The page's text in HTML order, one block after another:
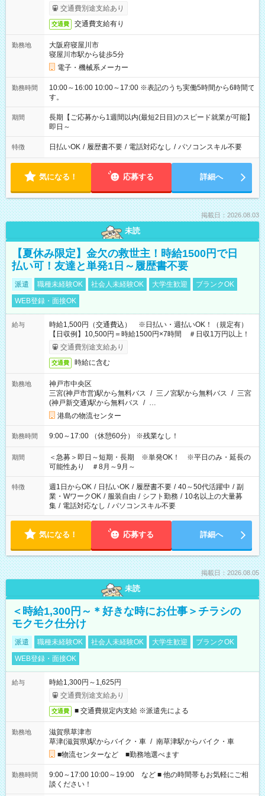
交通費別途支給あり
交通費 交通費支給有り
勤務地
大阪府寝屋川市
寝屋川市駅から徒歩5分
電子・機械系メーカー
勤務時間
10:00～16:00 10:00～17:00 ※表記のうち実働5時間から6時間で
す。
期間
長期【ご応募から1週間以内(最短2日目)のスピード就業が可能】
即日～
特徴 日払いOK / 履歴書不要 / 電話対応なし / パソコンスキル不要
気になる！ 応募する 詳細へ
掲載日：2026.08.03
未読
【夏休み限定】金欠の救世主！時給1500円で日
払い可！友達と単発1日～履歴書不要
派遣 職種未経験OK 社会人未経験OK 大学生歓迎
ブランクOK
WEB登録・面接OK
給与
時給1,500円（交通費込） ※日払い・週払いOK！（規定有）
【日収例】10,500円＝時給1500円×7時間 ＃日収1万円以上！
交通費別途支給あり
交通費 時給に含む
勤務地
神戸市中央区
三宮(神戸市営)駅から無料バス / 三ノ宮駅から無料バス / 三宮
(神戸新交通)駅から無料バス / …
港島の物流センター
勤務時間 9:00～17:00 （休憩60分） ※残業なし！
期間
＜急募＞即日～短期・長期 ※単発OK！ ※平日のみ・延長の
可能性あり ＃8月～9月～
特徴 週1日からOK / 日払いOK / 履歴書不要 / 40～50代活躍中 / 副
業・WワークOK / 服装自由 / シフト勤務 / 10名以上の大量募
集 / 電話対応なし / パソコンスキル不要
気になる！ 応募する 詳細へ
掲載日：2026.08.05
未読
＜時給1,300円～＊好きな時にお仕事＞チラシの
モクモク仕分け
派遣 職種未経験OK 社会人未経験OK 大学生歓迎
ブランクOK
WEB登録・面接OK
給与
時給1,300円～1,625円
交通費別途支給あり
交通費 ■ 交通費規定内支給 ※派遣先による
勤務地
滋賀県草津市
草津(滋賀県)駅からバイク・車 / 南草津駅からバイク・車
■物流センターなど ■勤務地選べます
勤務時間
9:00～17:00 10:00～19:00 など ■ 他の時間帯もお気軽にご相
談ください！